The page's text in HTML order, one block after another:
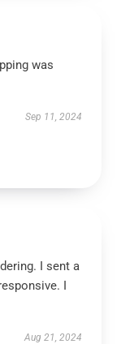
was
Sep 11, 2024
I sent a
I
Aug 21, 2024